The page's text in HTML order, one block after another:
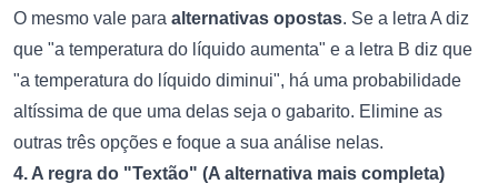
O mesmo vale para alternativas opostas. Se a letra A diz
que "a temperatura do líquido aumenta" e a letra B diz que
"a temperatura do líquido diminui", há uma probabilidade
altíssima de que uma delas seja o gabarito. Elimine as
outras três opções e foque a sua análise nelas.
4. A regra do "Textão" (A alternativa mais completa)